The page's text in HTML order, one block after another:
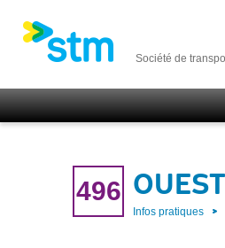
Société de
496
Infos pratiques